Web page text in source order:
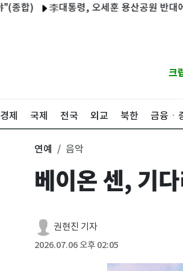
李대통령, 오세훈 용산공원 반대에 "독불
크
경제 국제 전국 외교 북한 금융ㆍ
연예 음악
베이온 센, 기
권현진 기자
2026.07.06 오후 02:05